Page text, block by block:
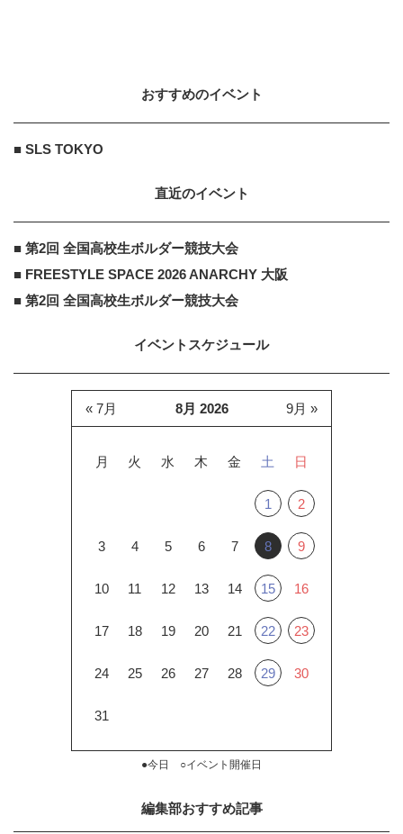
おすすめのイベント
■ SLS TOKYO
直近のイベント
■ 第2回 全国高校生ボルダー競技大会
■ FREESTYLE SPACE 2026 ANARCHY 大阪
■ 第2回 全国高校生ボルダー競技大会
イベントスケジュール
8月 2026
月 火 水 木 金 土 日
1 2
3 4 5 6 7 8 9
10 11 12 13 14 15 16
17 18 19 20 21 22 23
24 25 26 27 28 29 30
31
« 7月 9月 »
●今日 ○イベント開催日
編集部おすすめ記事